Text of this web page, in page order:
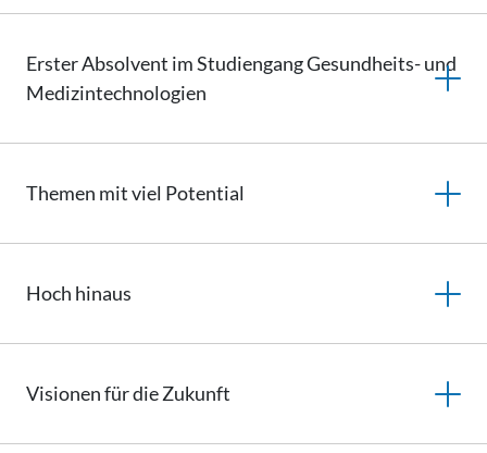
Erster Absolvent im Studiengang Gesundheits- und
Medizintechnologien
Themen mit viel Potential
Hoch hinaus
Visionen für die Zukunft